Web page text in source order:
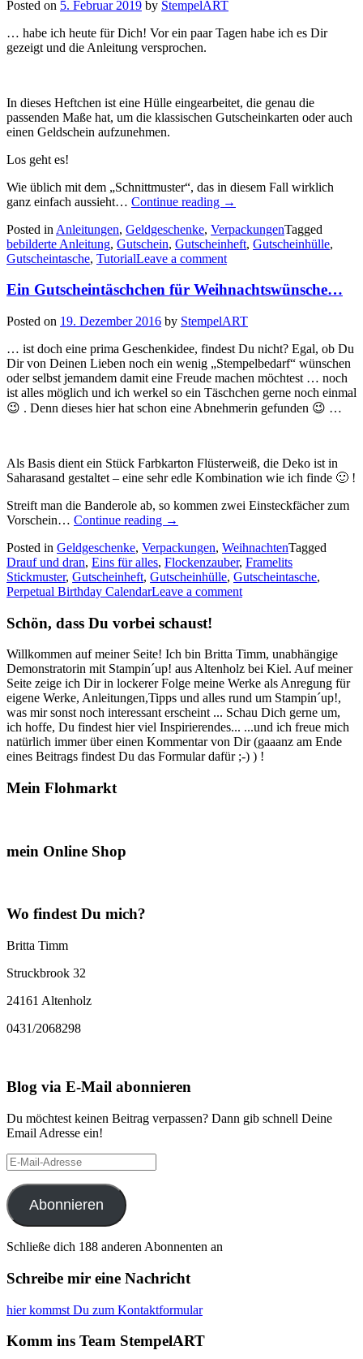
Posted on 5. Februar 2019 by StempelART
… habe ich heute für Dich! Vor ein paar Tagen habe ich es Dir
gezeigt und die Anleitung versprochen.
In dieses Heftchen ist eine Hülle eingearbeitet, die genau die
passenden Maße hat, um die klassischen Gutscheinkarten oder auch
einen Geldschein aufzunehmen.
Los geht es!
Wie üblich mit dem „Schnittmuster“, das in diesem Fall wirklich
ganz einfach aussieht… Continue reading „Die
für
das
Gutscheinheftchen…“
→
Posted in Anleitungen, Geldgeschenke, VerpackungenTagged
bebilderte Anleitung, Gutschein, Gutscheinheft, Gutscheinhülle,
Gutscheintasche, TutorialLeave a comment
Ein Gutscheintäschchen für Weihnachtswünsche…
Posted on 19. Dezember 2016 by StempelART
… ist doch eine prima Geschenkidee, findest Du nicht? Egal, ob Du
Dir von Deinen Lieben noch ein wenig „Stempelbedarf“ wünschen
oder selbst jemandem damit eine Freude machen möchtest … noch
ist alles möglich und ich werkel so ein Täschchen gerne noch einmal
😉 . Denn dieses hier hat schon eine Abnehmerin gefunden 😉 …
Als Basis dient ein Stück Farbkarton Flüsterweiß, die Deko ist in
Saharasand gestaltet – eine sehr edle Kombination wie ich finde 🙂 !
Streift man die Banderole ab, so kommen zwei Einsteckfächer zum
Vorschein… Continue reading „Ein
für
Weihnachtswünsche…“
→
Posted in Geldgeschenke, Verpackungen, WeihnachtenTagged
Drauf und dran, Eins für alles, Flockenzauber, Framelits
Stickmuster, Gutscheinheft, Gutscheinhülle, Gutscheintasche,
Perpetual Birthday CalendarLeave a comment
Schön, dass Du vorbei schaust!
Willkommen auf meiner Seite! Ich bin Britta Timm, unabhängige
Demonstratorin mit Stampin´up! aus Altenholz bei Kiel. Auf meiner
Seite zeige ich Dir in lockerer Folge meine Werke als Anregung für
eigene Werke, Anleitungen,Tipps und alles rund um Stampin´up!,
was mir sonst noch interessant erscheint ... Schau Dich gerne um,
ich hoffe, Du findest hier viel Inspirierendes... ...und ich freue mich
natürlich immer über einen Kommentar von Dir (gaaanz am Ende
eines Beitrags findest Du das Formular dafür ;-) ) !
Mein Flohmarkt
mein Online Shop
Wo findest Du mich?
Britta Timm
Struckbrook 32
24161 Altenholz
0431/2068298
Blog via E-Mail abonnieren
Du möchtest keinen Beitrag verpassen? Dann gib schnell Deine
Email Adresse ein!
E-
Mail-
Adresse
Abonnieren
Schließe dich 188 anderen Abonnenten an
Schreibe mir eine Nachricht
hier kommst Du zum Kontaktformular
Komm ins Team StempelART